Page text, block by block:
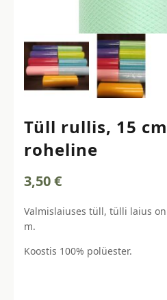
Tüll rullis, 15
roheline
3,50€
Valmislaiuses tüll, tülli laius
m.
Koostis 100% polüester.